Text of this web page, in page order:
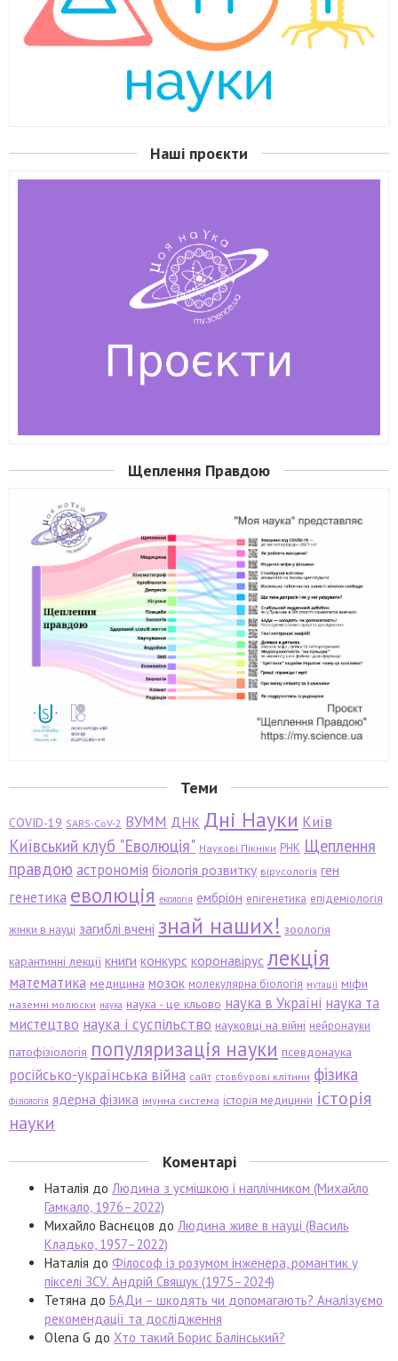
Наші проєкти
Щеплення Правдою
Теми
COVID-19 SARS-CoV-2 ВУММ ДНК Дні Науки Київ
Київський клуб "Еволюція" Наукові Пікніки РНК Щеплення
правдою астрономія біологія розвитку вірусологія ген
генетика еволюція екологія ембріон епігенетика епідеміологія
жінки в науці загиблі вчені знай наших! зоологія
карантинні лекції книги конкурс коронавірус лекція
математика медицина мозок молекулярна біологія мутації міфи
наземні молюски наука наука - це кльово наука в Україні наука та
мистецтво наука і суспільство науковці на війні нейронауки
патофізіологія популяризація науки псевдонаука
російсько-українська війна сайт стовбурові клітини фізика
фізіологія ядерна фізика імунна система історія медицини історія
науки
Коментарі
Наталія до Людина з усмішкою і наплічником (Михайло
Гамкало, 1976–2022)
Михайло Васнєцов до Людина живе в науці (Василь
Кладько, 1957–2022)
Наталія до Філософ із розумом інженера, романтик у
пікселі ЗСУ. Андрій Свящук (1975–2024)
Тетяна до БАДи – шкодять чи допомагають? Аналізуємо
рекомендації та дослідження
Olena G до Хто такий Борис Балінський?